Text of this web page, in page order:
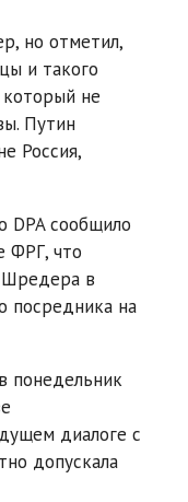
но отметил,
и такого
не
Путин
Россия,
DPA сообщило
ФРГ, что
Шредера в
посредника на
понедельник
диалоге с
допускала